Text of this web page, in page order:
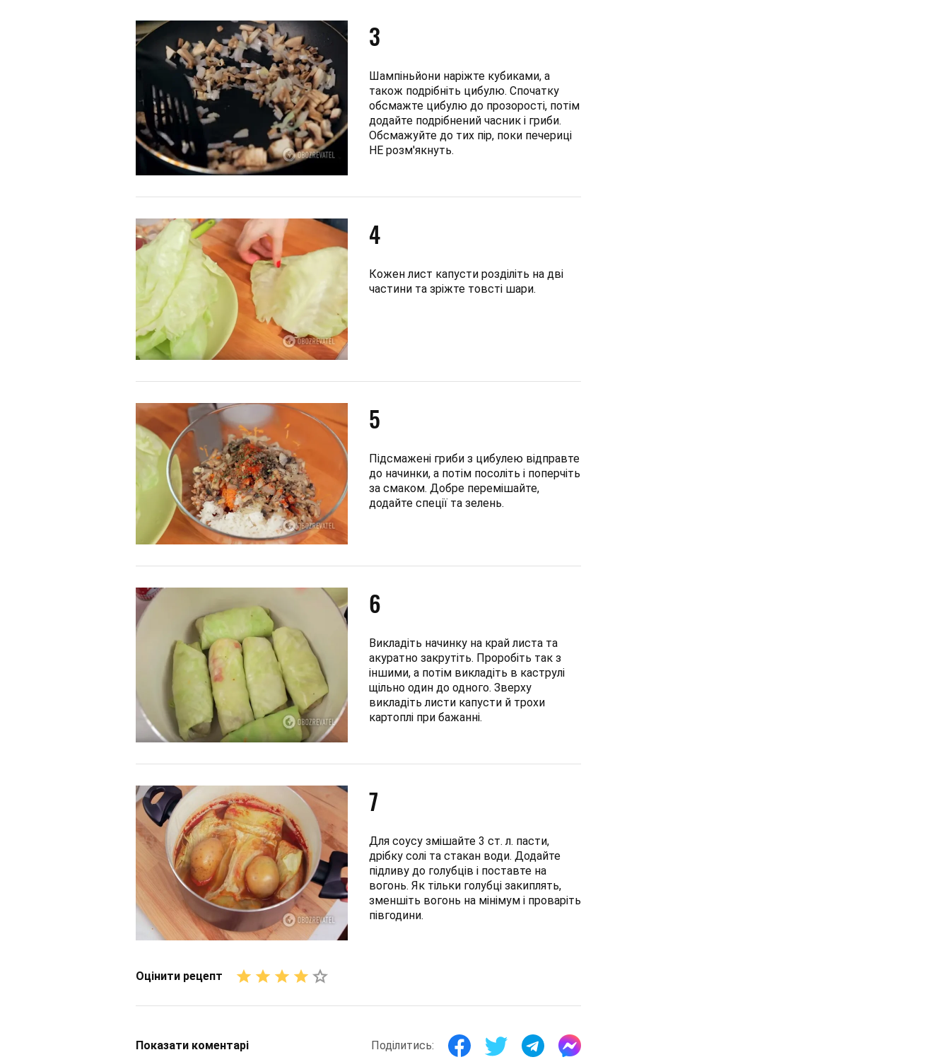
3
Шампіньйони наріжте кубиками, а
також подрібніть цибулю. Спочатку
обсмажте цибулю до прозорості, потім
додайте подрібнений часник і гриби.
Обсмажуйте до тих пір, поки печериці
НЕ розм'якнуть.
4
Кожен лист капусти розділіть на дві
частини та зріжте товсті шари.
5
Підсмажені гриби з цибулею відправте
до начинки, а потім посоліть і поперчіть
за смаком. Добре перемішайте,
додайте спеції та зелень.
6
Викладіть начинку на край листа та
акуратно закрутіть. Проробіть так з
іншими, а потім викладіть в каструлі
щільно один до одного. Зверху
викладіть листи капусти й трохи
картоплі при бажанні.
7
Для соусу змішайте 3 ст. л. пасти,
дрібку солі та стакан води. Додайте
підливу до голубців і поставте на
вогонь. Як тільки голубці закиплять,
зменшіть вогонь на мінімум і проваріть
півгодини.
Оцінити рецепт
Показати коментарі Поділитись: